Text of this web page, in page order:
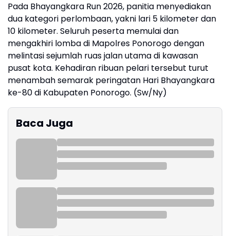
Pada Bhayangkara Run 2026, panitia menyediakan
dua kategori perlombaan, yakni lari 5 kilometer dan
10 kilometer. Seluruh peserta memulai dan
mengakhiri lomba di Mapolres Ponorogo dengan
melintasi sejumlah ruas jalan utama di kawasan
pusat kota. Kehadiran ribuan pelari tersebut turut
menambah semarak peringatan Hari Bhayangkara
ke-80 di Kabupaten Ponorogo. (Sw/Ny)
Baca Juga